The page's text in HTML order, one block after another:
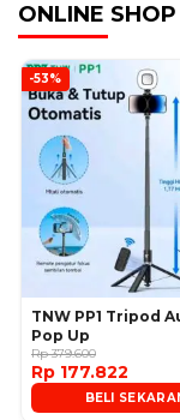
ONLINE SHOP
-53%
TNW PP1 Tripod
Pop Up
Rp 379.600
Rp 177.822
BELI